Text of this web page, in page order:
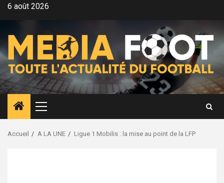
Aller6 août 2026
Menu
principal
Accueil A LA UNE Ligue 1 Mobilis : la mise au point de la LFP